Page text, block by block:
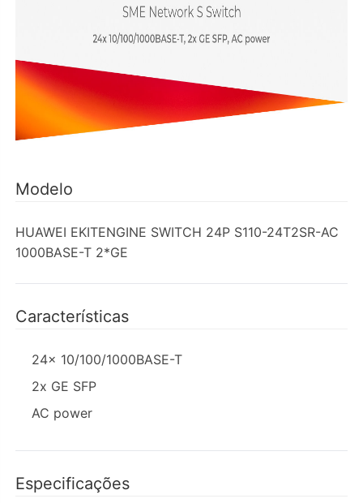
Modelo
HUAWEI EKITENGINE SWITCH 24P S110-24T2SR-AC
1000BASE-T 2*GE
Características
24x 10/100/1000BASE-T
2x GE SFP
AC power
Especificações